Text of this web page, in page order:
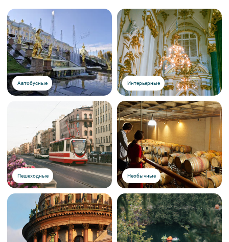
Автобусные Интерьерные
Пешеходные Необычные